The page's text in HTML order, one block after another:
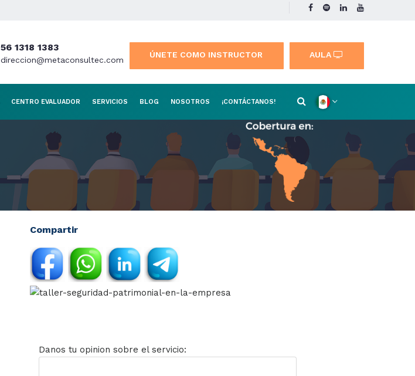
AULA
ÚNETE COMO INSTRUCTOR
56 1318 1383
direccion@metaconsultec.com
CENTRO EVALUADOR SERVICIOS BLOG NOSOTROS ¡CONTÁCTANOS!
Compartir
Danos tu opinion sobre el servicio: